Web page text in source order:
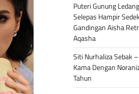
Puteri Gunung
Selepas Hampir
Gandingan Aisha
Aqasha
Siti Nurhaliza Sebak
Kama Dengan
Tahun